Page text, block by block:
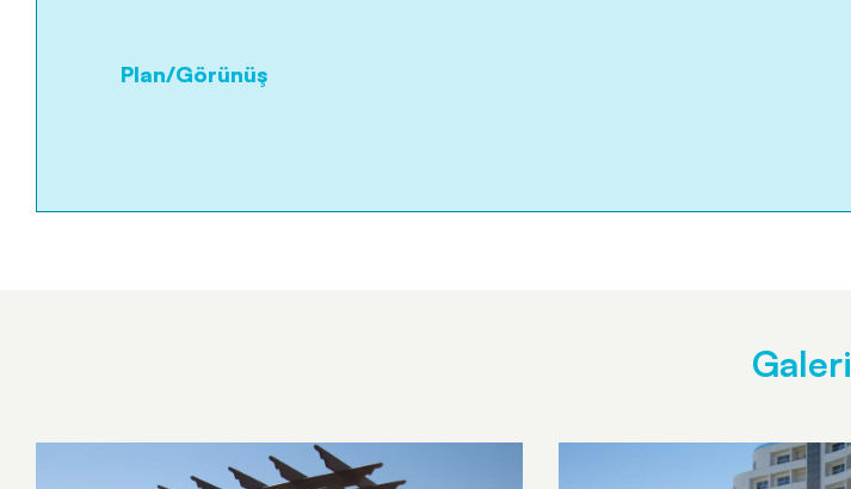
Plan/Görünüş
Galeri